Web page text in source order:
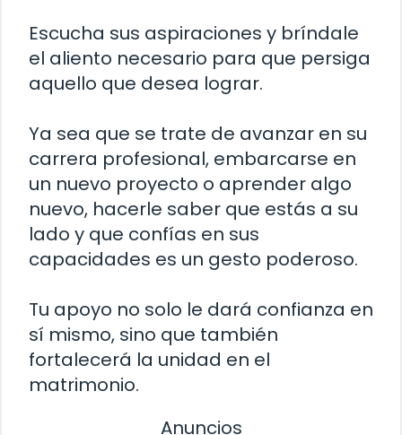
Escucha sus aspiraciones y bríndale
el aliento necesario para que persiga
aquello que desea lograr.
Ya sea que se trate de avanzar en su
carrera profesional, embarcarse en
un nuevo proyecto o aprender algo
nuevo, hacerle saber que estás a su
lado y que confías en sus
capacidades es un gesto poderoso.
Tu apoyo no solo le dará confianza en
sí mismo, sino que también
fortalecerá la unidad en el
matrimonio.
Anuncios